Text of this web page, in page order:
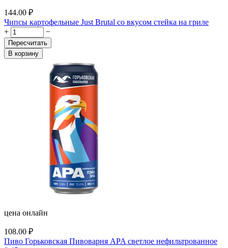
144.00 ₽
Чипсы картофельные Just Brutal со вкусом стейка на гриле
+
−
Пересчитать
В корзину
цена онлайн
108.00 ₽
Пиво Горьковская Пивоварня APA светлое нефильтрованное